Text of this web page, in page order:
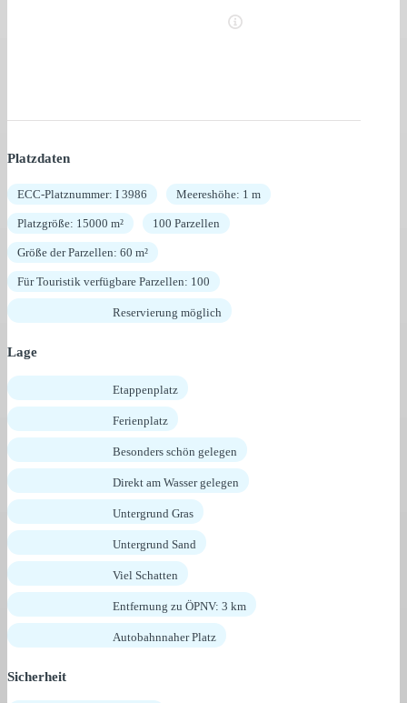
Platzdaten
ECC-Platznummer: I 3986 Meereshöhe: 1 m
Platzgröße: 15000 m² 100 Parzellen
Größe der Parzellen: 60 m²
Für Touristik verfügbare Parzellen: 100
Reservierung möglich
Lage
Etappenplatz
Ferienplatz
Besonders schön gelegen
Direkt am Wasser gelegen
Untergrund Gras
Untergrund Sand
Viel Schatten
Entfernung zu ÖPNV: 3 km
Autobahnnaher Platz
Sicherheit